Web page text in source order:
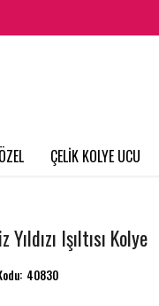
ÇELİK KOLYE UCU
Yıldızı Işıltısı Kolye
: 40830